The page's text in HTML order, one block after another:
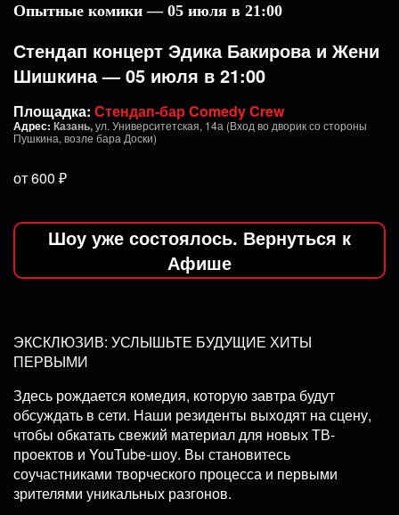
Опытные комики — 05 июля в 21:00
Стендап концерт Эдика Бакирова и Жени
Шишкина — 05 июля в 21:00
Площадка: Стендап-бар Comedy Crew
Адрес: Казань,ул. Университетская, 14а (Вход во дворик со стороны
Пушкина, возле бара Доски)
от 600 ₽
Шоу уже состоялось. Вернуться к
Афише
ЭКСКЛЮЗИВ: УСЛЫШЬТЕ БУДУЩИЕ ХИТЫ
ПЕРВЫМИ
Здесь рождается комедия, которую завтра будут
обсуждать в сети. Наши резиденты выходят на сцену,
чтобы обкатать свежий материал для новых ТВ-
проектов и YouTube-шоу. Вы становитесь
соучастниками творческого процесса и первыми
зрителями уникальных разгонов.